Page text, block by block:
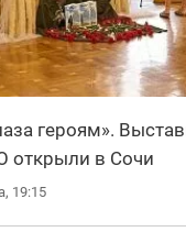
героям».
открыли в Сочи
19:15